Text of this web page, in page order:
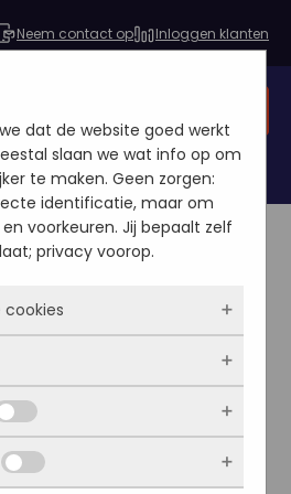
Neem contact op Inloggen klanten
klein
kansen!
voormobile
Dat vinden we niet gek,
dat de website goed werkt
slaan we wat info op om
te maken. Geen zorgen:
identificatie, maar om
voorkeuren. Jij bepaalt zelf
privacy voorop.
cookies
ervoor dat de website
zijn dus altijd actief en
uitgezet. Meestal worden
als jij iets doet, zoals
invullen of je
we hoe vaak onze site
bezoekers vandaan
populair zijn. Zo
jouw voorkeuren.